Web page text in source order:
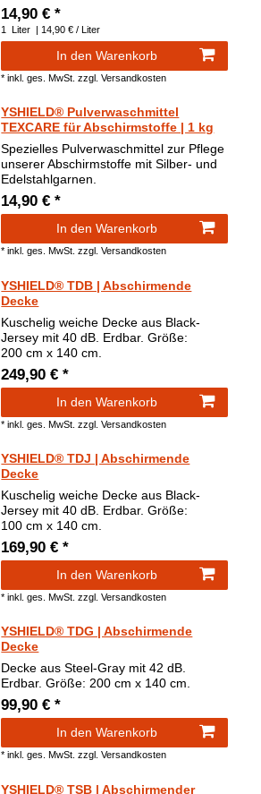
14,90 € *
1 Liter | 14,90 € / Liter
In den Warenkorb
*inkl. ges. MwSt. zzgl.Versandkosten
YSHIELD® Pulverwaschmittel
TEXCARE für Abschirmstoffe | 1 kg
Spezielles Pulverwaschmittel zur Pflege
unserer Abschirmstoffe mit Silber- und
Edelstahlgarnen.
14,90 € *
In den Warenkorb
*inkl. ges. MwSt. zzgl.Versandkosten
YSHIELD® TDB | Abschirmende
Decke
Kuschelig weiche Decke aus Black-
Jersey mit 40 dB. Erdbar. Größe:
200 cm x 140 cm.
249,90 € *
In den Warenkorb
*inkl. ges. MwSt. zzgl.Versandkosten
YSHIELD® TDJ | Abschirmende
Decke
Kuschelig weiche Decke aus Black-
Jersey mit 40 dB. Erdbar. Größe:
100 cm x 140 cm.
169,90 € *
In den Warenkorb
*inkl. ges. MwSt. zzgl.Versandkosten
YSHIELD® TDG | Abschirmende
Decke
Decke aus Steel-Gray mit 42 dB.
Erdbar. Größe: 200 cm x 140 cm.
99,90 € *
In den Warenkorb
*inkl. ges. MwSt. zzgl.Versandkosten
YSHIELD® TSB | Abschirmender